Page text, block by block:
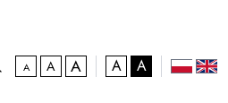
Adomyślna czcionka
Awiększa czcionka
Anajwiększa czcionka
A kontrast domyślny
A polski